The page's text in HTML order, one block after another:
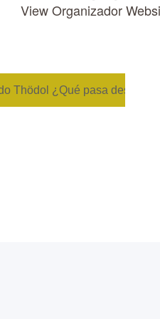
View Organizador
Thödol ¿Qué pasa después